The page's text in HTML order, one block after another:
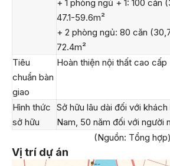
+ 1 phòng ngủ + 1: 100 căn
47.1-59.6m²
+ 2 phòng ngủ: 80 căn
72.4m²
Tiêu
chuẩn bàn
giao
Hoàn thiện nội thất cao cấp
Hình thức
sở hữu
Sở hữu lâu dài đối với
Nam, 50 năm đối với người
(Nguồn: Tổng hợp)
Vị trí dự án